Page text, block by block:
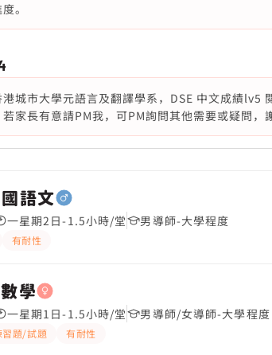
。
港城市大學元語言及翻譯學系，DSE 中文成績
家長有意請PM我，可PM詢問其他需要或疑問，
語文
一星期2日-1.5小時/堂 男導師-大學程度
有耐性
學
一星期1日-1.5小時/堂 男導師/女導師-大學程度
習題/試題 有耐性